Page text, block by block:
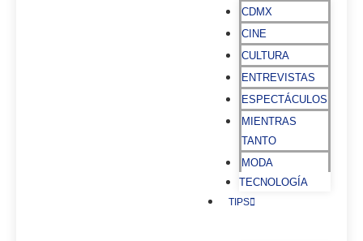
CDMX
CINE
CULTURA
ENTREVISTAS
ESPECTÁCULOS
MIENTRAS
TANTO
MODA
TECNOLOGÍA
TIPS